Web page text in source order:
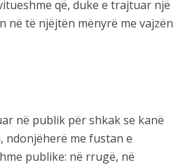
që, duke e trajtuar një
në të njëjtën mënyrë me vajzën
në publik për shkak se kanë
ndonjëherë me fustan e
publike: në rrugë, në